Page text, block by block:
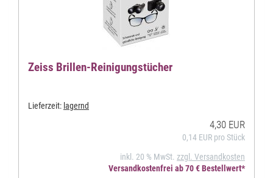
Zeiss Brillen-Reinigungstücher
Lieferzeit: lagernd
4,30 EUR
0,14 EUR pro Stück
inkl. 20 % MwSt. zzgl. Versandkosten
Versandkostenfrei ab 70 € Bestellwert*